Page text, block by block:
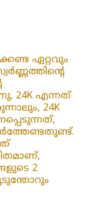
ഏറ്റവും
24K എന്നത്
24K
2